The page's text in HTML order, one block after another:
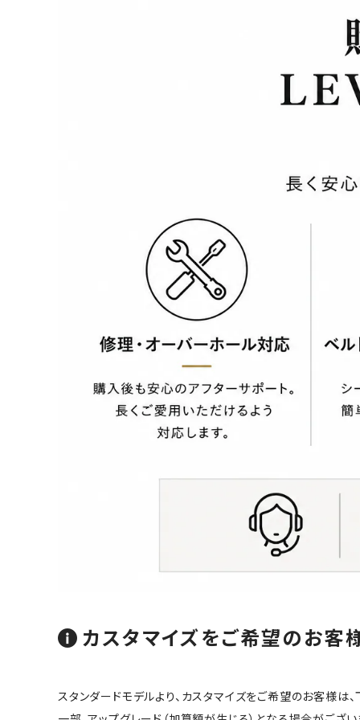
カスタマイズをご希望のお客
スタンダードモデルより、カスタマイズをご希望のお客様は